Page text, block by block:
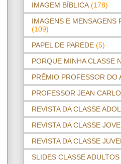
IMAGEM BÍBLICA (178)
IMAGENS E MENSAGENS
(109)
PAPEL DE PAREDE (5)
PORQUE MINHA CLASSE
PRÊMIO PROFESSOR DO
PROFESSOR JEAN
REVISTA DA CLASSE
REVISTA DA CLASSE
REVISTA DA CLASSE
SLIDES CLASSE ADULTOS